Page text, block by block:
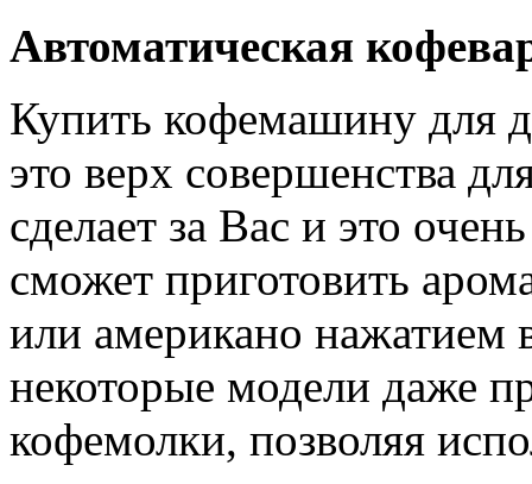
Автоматическая
Купить кофемашину для
это верх совершенства
сделает за Вас и это
сможет приготовить
или американо нажатием
некоторые модели даже
кофемолки, позволяя